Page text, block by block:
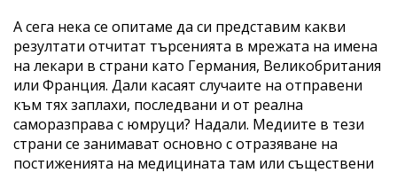
А сега нека се опитаме да си представим какви
резултати отчитат търсенията в мрежата на имена
на лекари в страни като Германия, Великобритания
или Франция. Дали касаят случаите на отправени
към тях заплахи, последвани и от реална
саморазправа с юмруци? Надали. Медиите в тези
страни се занимават основно с отразяване на
постиженията на медицината там или съществени